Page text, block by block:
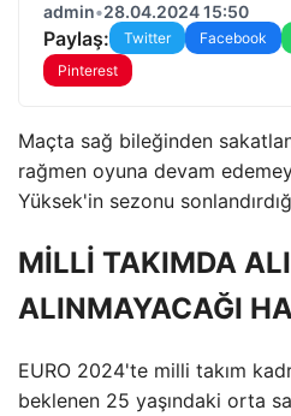
admin•28.04.2024 15:50
Paylaş: Twitter Facebook
Pinterest
Maçta sağ bileğinden
rağmen oyuna devam
Yüksek'in sezonu
MİLLİ TAKIMDA
ALINMAYACAĞI
EURO 2024'te milli takım
beklenen 25 yaşındaki orta